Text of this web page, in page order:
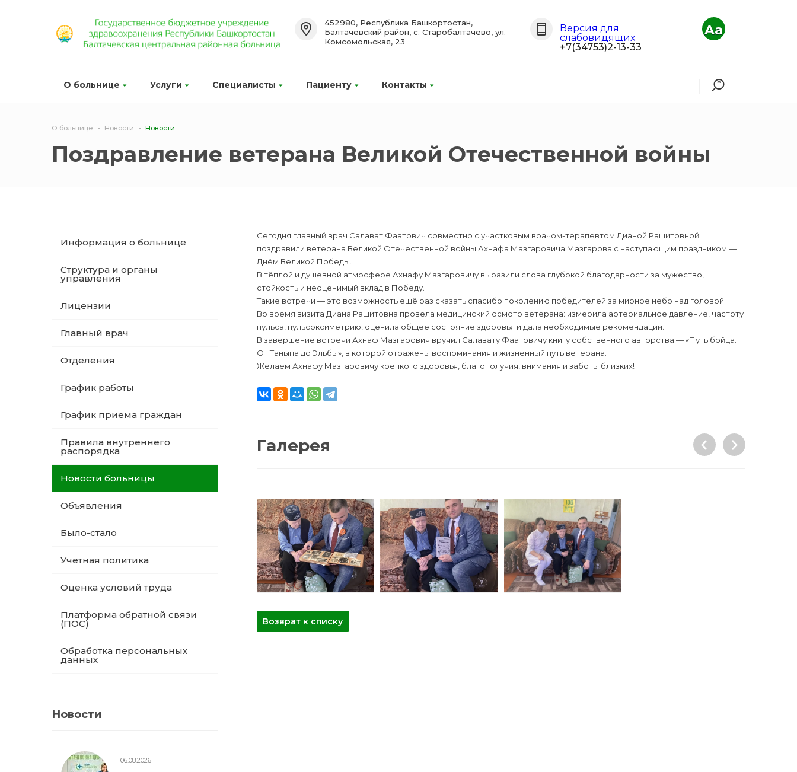
О больнице Услуги Специалисты Пациенту Контакты
452980, Республика Башкортостан,
Балтачевский район, с. Старобалтачево, ул.
Комсомольская, 23
Версия для
слабовидящих
+7(34753)2-13-33
Aa
О больнице Новости Новости
Поздравление ветерана Великой Отечественной войны
Информация о больнице
Структура и органы
управления
Лицензии
Главный врач
Отделения
График работы
График приема граждан
Правила внутреннего
распорядка
Новости больницы
Объявления
Было-стало
Учетная политика
Оценка условий труда
Платформа обратной связи
(ПОС)
Обработка персональных
данных
Новости
06.08.2026
Сегодня главный врач Салават Фаатович совместно с участковым врачом-терапевтом Дианой Рашитовной
поздравили ветерана Великой Отечественной войны Ахнафа Мазгаровича Мазгарова с наступающим праздником —
Днём Великой Победы.
В тёплой и душевной атмосфере Ахнафу Мазгаровичу выразили слова глубокой благодарности за мужество,
стойкость и неоценимый вклад в Победу.
Такие встречи — это возможность ещё раз сказать спасибо поколению победителей за мирное небо над головой.
Во время визита Диана Рашитовна провела медицинский осмотр ветерана: измерила артериальное давление, частоту
пульса, пульсоксиметрию, оценила общее состояние здоровья и дала необходимые рекомендации.
В завершение встречи Ахнаф Мазгарович вручил Салавату Фаатовичу книгу собственного авторства — «Путь бойца.
От Таныпа до Эльбы», в которой отражены воспоминания и жизненный путь ветерана.
Желаем Ахнафу Мазгаровичу крепкого здоровья, благополучия, внимания и заботы близких!
Галерея
Возврат к списку